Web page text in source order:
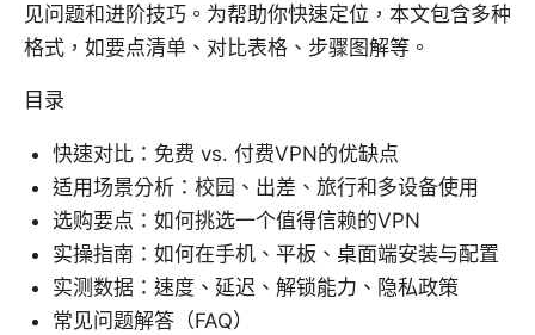
见问题和进阶技巧。为帮助你快速定位，本文包含多种
格式，如要点清单、对比表格、步骤图解等。
目录
快速对比：免费 vs. 付费VPN的优缺点
适用场景分析：校园、出差、旅行和多设备使用
选购要点：如何挑选一个值得信赖的VPN
实操指南：如何在手机、平板、桌面端安装与配置
实测数据：速度、延迟、解锁能力、隐私政策
常见问题解答（FAQ）